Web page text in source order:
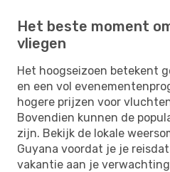
Het beste moment
vliegen
Het hoogseizoen betekent
en een vol
hogere prijzen voor
Bovendien kunnen de
zijn. Bekijk de lokale
Guyana voordat je je
vakantie aan je